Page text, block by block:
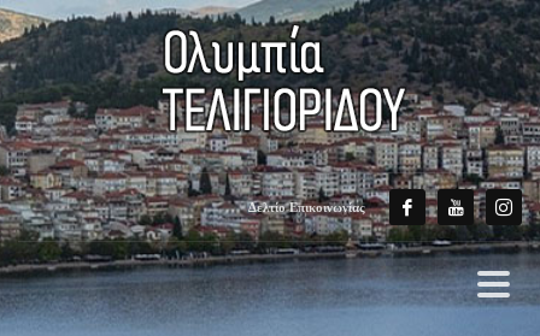
Δελτίο Επικοινωνίας